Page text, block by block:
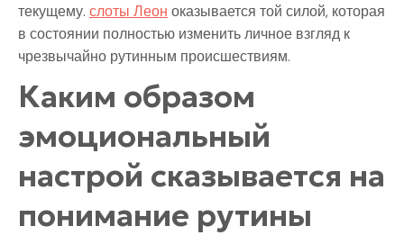
текущему. слоты Леон оказывается той силой, которая
в состоянии полностью изменить личное взгляд к
чрезвычайно рутинным происшествиям.
Каким образом
эмоциональный
настрой сказывается на
понимание рутины